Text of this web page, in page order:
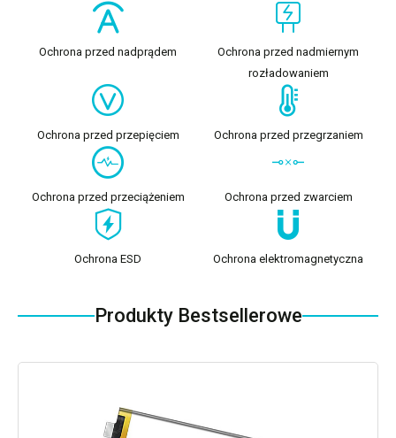
Ochrona przed nadprądem
Ochrona przed nadmiernym
rozładowaniem
Ochrona przed przepięciem Ochrona przed przegrzaniem
Ochrona przed przeciążeniem Ochrona przed zwarciem
Ochrona ESD Ochrona elektromagnetyczna
Produkty Bestsellerowe